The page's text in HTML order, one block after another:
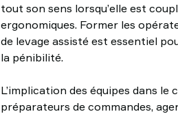
tout son sens lorsqu’elle est
ergonomiques. Former les
de levage assisté est essentiel
la pénibilité.
L’implication des équipes dans
préparateurs de commandes,